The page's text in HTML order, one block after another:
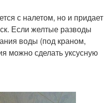
с налетом, но и придает
Если желтые разводы
воды (под краном,
можно сделать уксусную